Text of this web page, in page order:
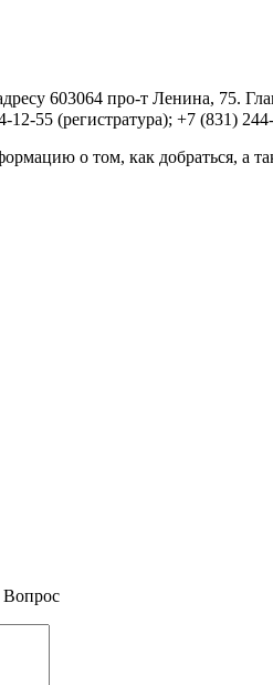
603064 про-т Ленина, 75.
55 (регистратура); +7 (831)
о том, как добраться, а
Вопрос